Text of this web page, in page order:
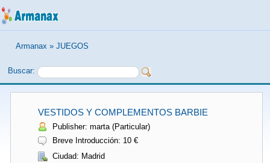
Armanax » JUEGOS
Buscar:
VESTIDOS Y COMPLEMENTOS BARBIE
Publisher: marta (Particular)
Breve Introducción: 10 €
Ciudad: Madrid